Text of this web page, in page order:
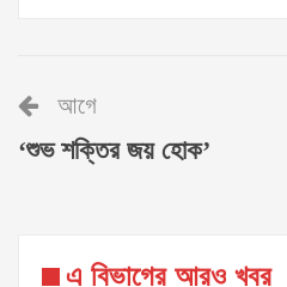
আগে
‘শুভ শক্তির জয় হোক’
এ বিভাগের আরও খবর